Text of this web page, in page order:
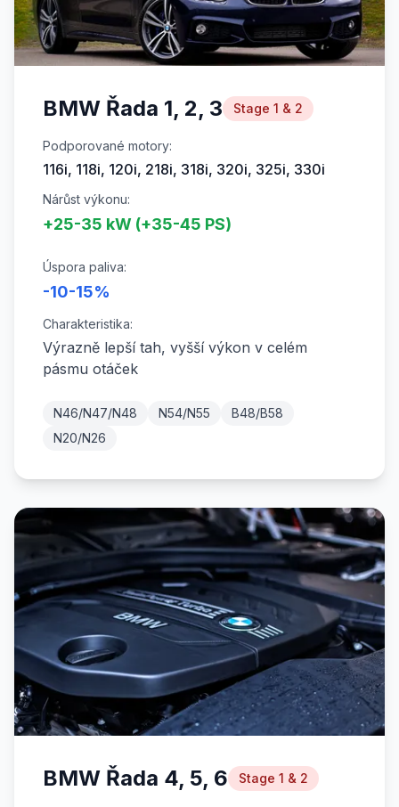
BMW Řada 1, 2, 3 Stage 1 & 2
Podporované motory:
116i, 118i, 120i, 218i, 318i, 320i, 325i, 330i
Nárůst výkonu:
+25-35 kW (+35-45 PS)
Úspora paliva:
-10-15%
Charakteristika:
Výrazně lepší tah, vyšší výkon v celém
pásmu otáček
N46/N47/N48 N54/N55
B48/B58
N20/N26
BMW Řada 4, 5, 6 Stage 1 & 2